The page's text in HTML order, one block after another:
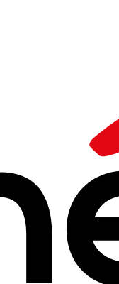
plus vaste de sa